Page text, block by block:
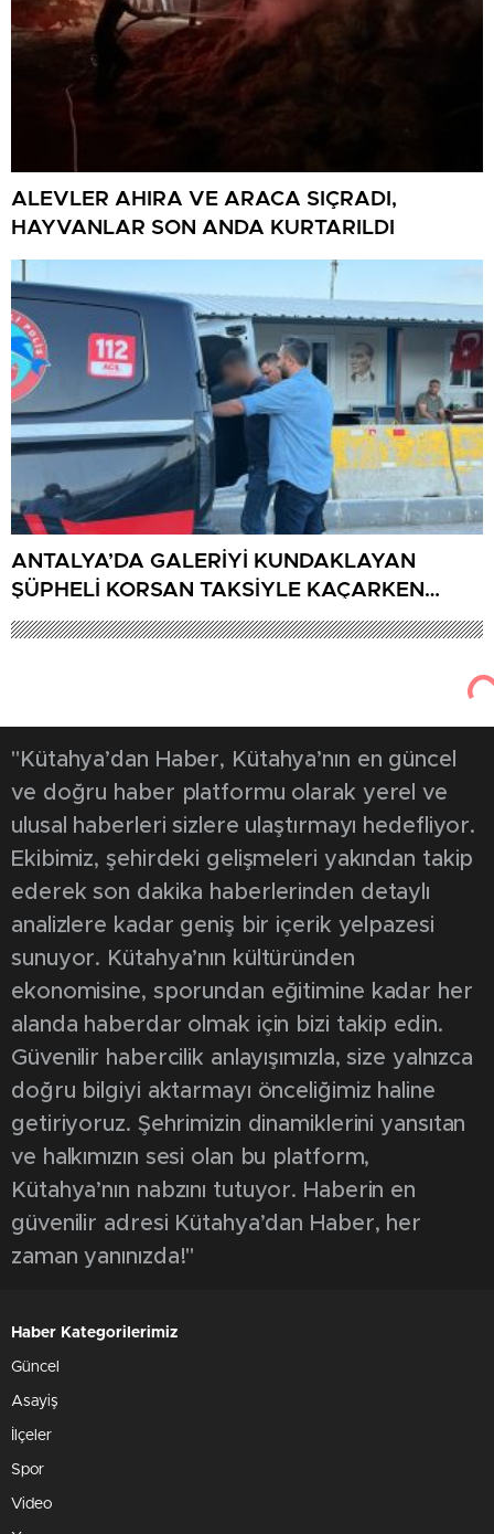
ALEVLER AHIRA VE ARACA SIÇRADI,
HAYVANLAR SON ANDA KURTARILDI
ANTALYA’DA GALERİYİ KUNDAKLAYAN
ŞÜPHELİ KORSAN TAKSİYLE KAÇARKEN
KÜTAHYA’DA YAKALANDI
"Kütahya’dan Haber, Kütahya’nın en güncel
ve doğru haber platformu olarak yerel ve
ulusal haberleri sizlere ulaştırmayı hedefliyor.
Ekibimiz, şehirdeki gelişmeleri yakından takip
ederek son dakika haberlerinden detaylı
analizlere kadar geniş bir içerik yelpazesi
sunuyor. Kütahya’nın kültüründen
ekonomisine, sporundan eğitimine kadar her
alanda haberdar olmak için bizi takip edin.
Güvenilir habercilik anlayışımızla, size yalnızca
doğru bilgiyi aktarmayı önceliğimiz haline
getiriyoruz. Şehrimizin dinamiklerini yansıtan
ve halkımızın sesi olan bu platform,
Kütahya’nın nabzını tutuyor. Haberin en
güvenilir adresi Kütahya’dan Haber, her
zaman yanınızda!"
Haber Kategorilerimiz
Güncel
Asayiş
İlçeler
Spor
Video